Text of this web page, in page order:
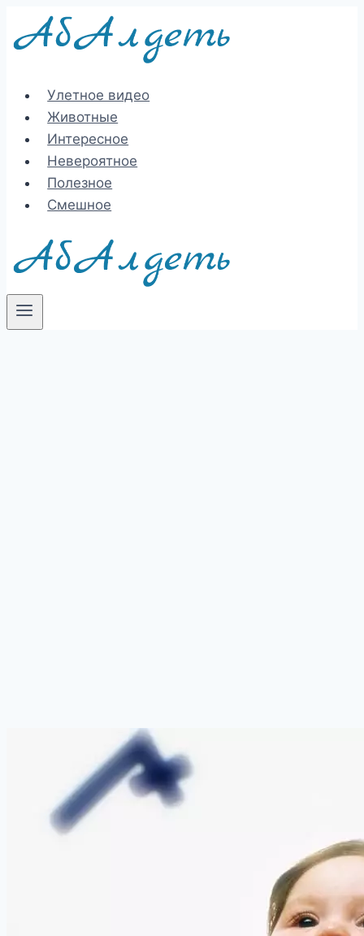
Перейти
Улетное видео
Животные
Интересное
Невероятное
Полезное
Смешное